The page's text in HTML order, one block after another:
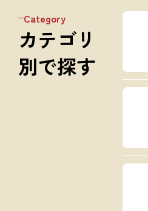
Category
カテゴリ
別で探す